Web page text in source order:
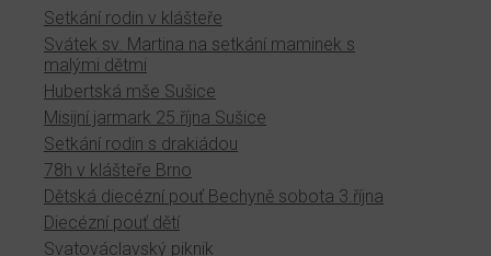
Setkání rodin v klášteře
Svátek sv. Martina na setkání maminek s
malými dětmi
Hubertská mše Sušice
Misijní jarmark 25.října Sušice
Setkání rodin s drakiádou
78h v klášteře Brno
Dětská diecézní pouť Bechyně sobota 3.října
Diecézní pouť dětí
Svatováclavský piknik